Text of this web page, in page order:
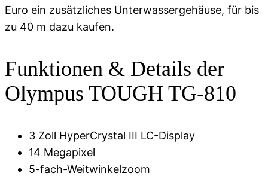
Euro ein zusätzliches Unterwassergehäuse, für bis
zu 40 m dazu kaufen.
Funktionen & Details der
Olympus TOUGH TG-810
3 Zoll HyperCrystal III LC-Display
14 Megapixel
5-fach-Weitwinkelzoom